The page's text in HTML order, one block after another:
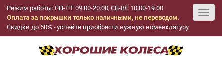
Режим работы: ПН-ПТ 09:00-20:00, СБ-ВС 10:00-19:00
Оплата за покрышки только наличными, не переводом.
Скидки до 50% - успейте приобрести нужную номенклатуру.